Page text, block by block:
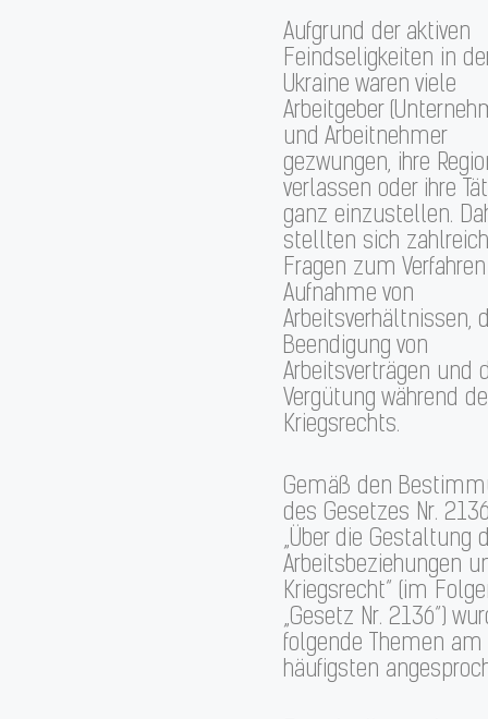
Aufgrund der aktiven
Feindseligkeiten in
Ukraine waren viele
Arbeitgeber
und Arbeitnehmer
gezwungen, ihre
verlassen oder ihre
ganz einzustellen.
stellten sich
Fragen zum
Aufnahme von
Arbeitsverhältnissen,
Beendigung von
Arbeitsverträgen und
Vergütung während
Kriegsrechts.
Gemäß den
des Gesetzes Nr.
„Über die Gestaltung
Arbeitsbeziehungen
Kriegsrecht“ (im
„Gesetz Nr. 2136“)
folgende Themen am
häufigsten